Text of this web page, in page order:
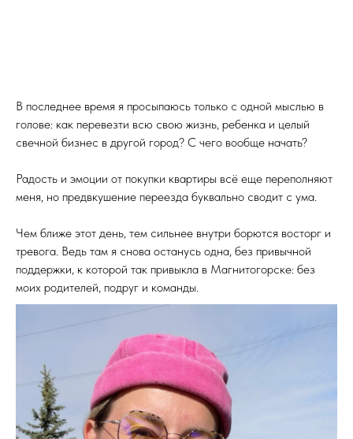
В последнее время я просыпаюсь только с одной мыслью в
голове: как перевезти всю свою жизнь, ребенка и целый
свечной бизнес в другой город? С чего вообще начать?
Радость и эмоции от покупки квартиры всё еще переполняют
меня, но предвкушение переезда буквально сводит с ума.
Чем ближе этот день, тем сильнее внутри борются восторг и
тревога. Ведь там я снова останусь одна, без привычной
поддержки, к которой так привыкла в Магнитогорске: без
моих родителей, подруг и команды.